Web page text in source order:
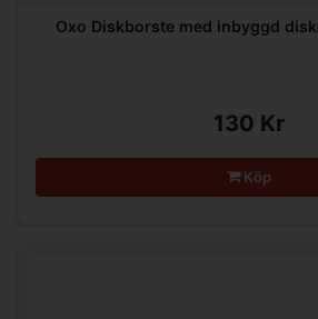
Oxo Diskborste med inbyggd
130 Kr
Köp